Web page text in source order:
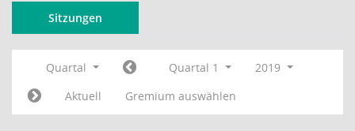
Sitzungen
Quartal Quartal 1
2019
Aktuell
Gremium auswählen